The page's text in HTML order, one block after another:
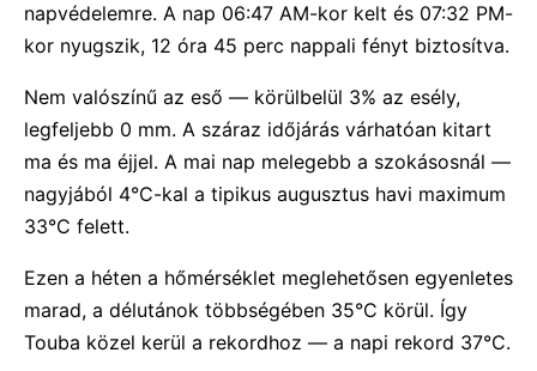
napvédelemre. A nap 06:47 AM-kor kelt és 07:32 PM-
kor nyugszik, 12 óra 45 perc nappali fényt biztosítva.
Nem valószínű az eső — körülbelül 3% az esély,
legfeljebb 0 mm. A száraz időjárás várhatóan kitart
ma és ma éjjel. A mai nap melegebb a szokásosnál —
nagyjából 4°C-kal a tipikus augusztus havi maximum
33°C felett.
Ezen a héten a hőmérséklet meglehetősen egyenletes
marad, a délutánok többségében 35°C körül. Így
Touba közel kerül a rekordhoz — a napi rekord 37°C.